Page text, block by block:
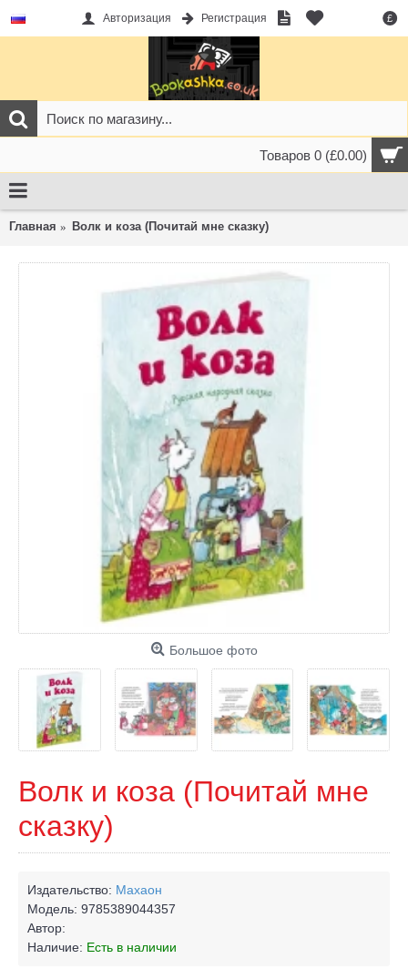
£
Авторизация Регистрация
Товаров 0 (£0.00)
Главная Волк и коза (Почитай мне сказку)
Большое фото
Волк и коза (Почитай мне
сказку)
Издательство: Махаон
Модель: 9785389044357
Автор:
Наличие: Есть в наличии